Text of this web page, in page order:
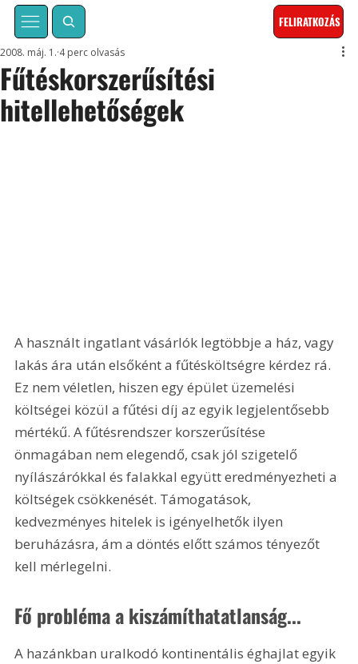
FELIRATKOZÁS
Fűtéskorszerűsítési
hitellehetőségek
2008. máj. 1. 4 perc olvasás
A használt ingatlant vásárlók legtöbbje a ház, vagy
lakás ára után elsőként a fűtésköltségre kérdez rá.
Ez nem véletlen, hiszen egy épület üzemelési
költségei közül a fűtési díj az egyik legjelentősebb
mértékű. A fűtésrendszer korszerűsítése
önmagában nem elegendő, csak jól szigetelő
nyílászárókkal és falakkal együtt eredményezheti a
költségek csökkenését. Támogatások,
kedvezményes hitelek is igényelhetők ilyen
beruházásra, ám a döntés előtt számos tényezőt
kell mérlegelni.
Fő probléma a kiszámíthatatlanság...
A hazánkban uralkodó kontinentális éghajlat egyik